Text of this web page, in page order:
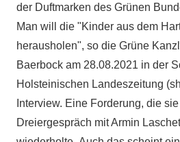
der Duftmarken des Grünen
Man will die "Kinder aus dem
herausholen", so die Grüne
Baerbock am 28.08.2021 in der
Holsteinischen Landeszeitung
Interview. Eine Forderung, die
Dreiergespräch mit Armin